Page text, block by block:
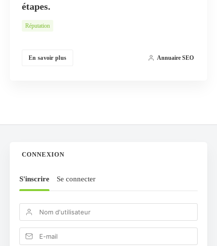
étapes.
Réputation
En savoir plus Annuaire SEO
CONNEXION
S'inscrire Se connecter